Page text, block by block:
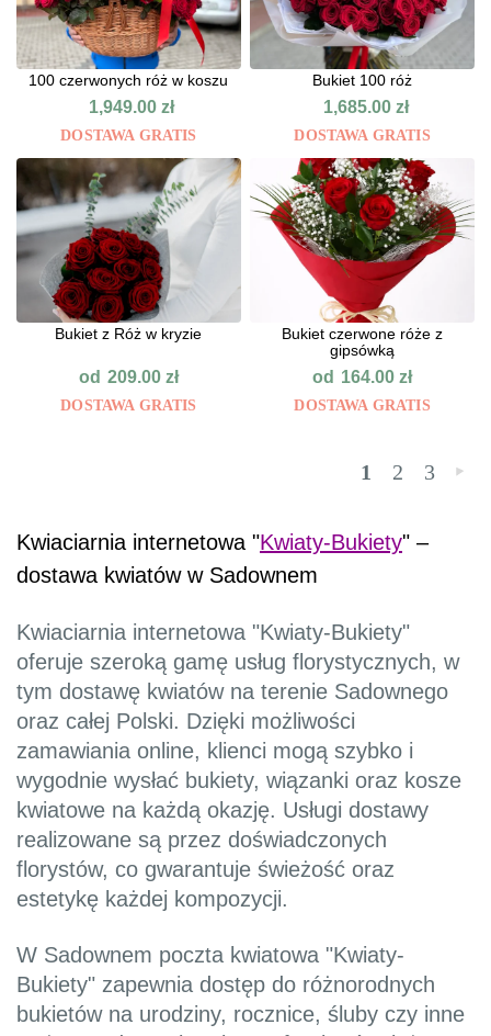
100 czerwonych róż w koszu
1,949.00zł
DOSTAWA GRATIS
Bukiet 100 róż
1,685.00 zł
DOSTAWA GRATIS
Bukiet z Róż w kryzie
od 209.00 zł
DOSTAWA GRATIS
Bukiet czerwone róże z
gipsówką
od 164.00zł
DOSTAWA GRATIS
1 2 3 »
Kwiaciarnia internetowa "Kwiaty-Bukiety" –
dostawa kwiatów w Sadownem
Kwiaciarnia internetowa "Kwiaty-Bukiety"
oferuje szeroką gamę usług florystycznych, w
tym dostawę kwiatów na terenie Sadownego
oraz całej Polski. Dzięki możliwości
zamawiania online, klienci mogą szybko i
wygodnie wysłać bukiety, wiązanki oraz kosze
kwiatowe na każdą okazję. Usługi dostawy
realizowane są przez doświadczonych
florystów, co gwarantuje świeżość oraz
estetykę każdej kompozycji.
W Sadownem poczta kwiatowa "Kwiaty-
Bukiety" zapewnia dostęp do różnorodnych
bukietów na urodziny, rocznice, śluby czy inne